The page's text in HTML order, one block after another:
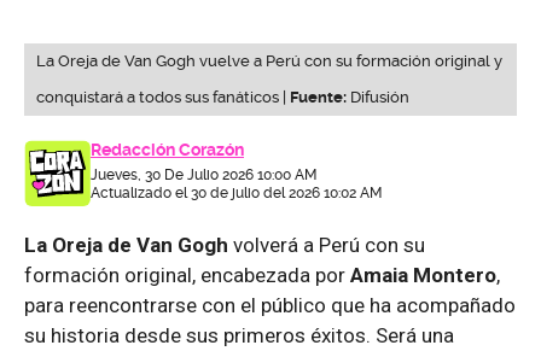
La Oreja de Van Gogh vuelve a Perú con su formación original y
conquistará a todos sus fanáticos | Fuente: Difusión
Redacción Corazón
Jueves, 30 De Julio 2026 10:00 AM
Actualizado el 30 de julio del 2026 10:02 AM
La Oreja de Van Gogh volverá a Perú con su
formación original, encabezada por Amaia Montero,
para reencontrarse con el público que ha acompañado
su historia desde sus primeros éxitos. Será una